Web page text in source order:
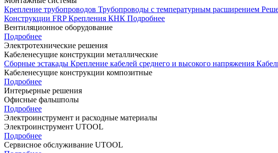
Крепление трубопроводов Трубопроводы с температурным расширением
Конструкции FRPКрепления КНК Подробнее
Вентиляционное оборудование
Подробнее
Электротехнические решения
Кабеленесущие конструкции металлические
Сборные эстакады Крепление кабелей среднего и высокого напряжения
Кабеленесущие конструкции композитные
Подробнее
Интерьерные решения
Офисные фальшполы
Подробнее
Электроинструмент и расходные материалы
Электроинструмент UTOOL
Подробнее
Сервисное обслуживание UTOOL